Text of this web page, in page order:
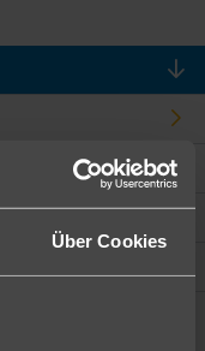
Über Cookies